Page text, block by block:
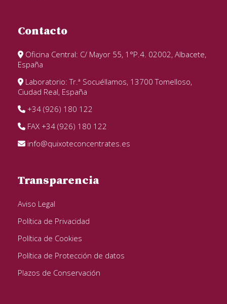
Contacto
Oficina Central: C/ Mayor 55, 1°P.4. 02002, Albacete,
España
Laboratorio: Tr.ª Socuéllamos, 13700 Tomelloso,
Ciudad Real, España
+34 (926) 180 122
FAX +34 (926) 180 122
info@quixoteconcentrates.es
Transparencia
Aviso Legal
Política de Privacidad
Política de Cookies
Política de Protección de datos
Plazos de Conservación